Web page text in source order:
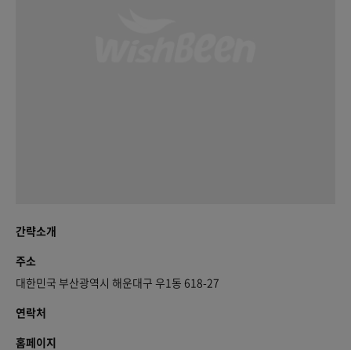
간략소개
주소
대한민국 부산광역시 해운대구 우1동 618-27
연락처
홈페이지